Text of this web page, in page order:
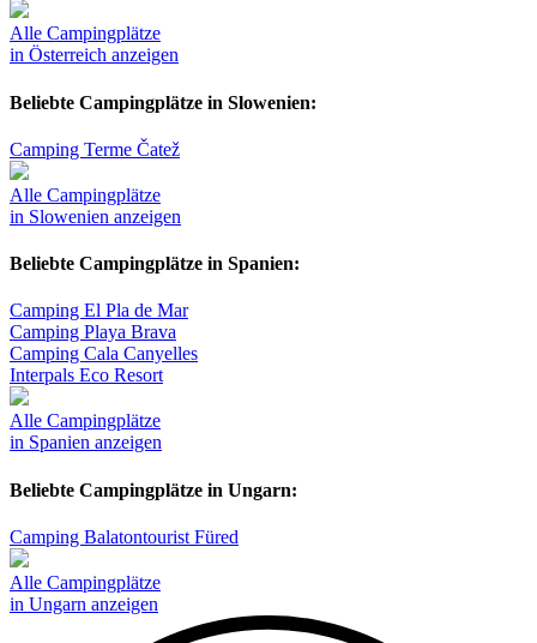
Alle Campingplätze
in Österreich anzeigen
Beliebte Campingplätze in Slowenien:
Camping Terme Čatež
Alle Campingplätze
in Slowenien anzeigen
Beliebte Campingplätze in Spanien:
Camping El Pla de Mar
Camping Playa Brava
Camping Cala Canyelles
Interpals Eco Resort
Alle Campingplätze
in Spanien anzeigen
Beliebte Campingplätze in Ungarn:
Camping Balatontourist Füred
Alle Campingplätze
in Ungarn anzeigen